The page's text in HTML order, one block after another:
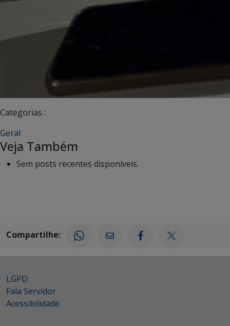
Categorias :
Geral
Veja Também
Sem posts recentes disponíveis.
Compartilhe:
LGPD
Fala Servidor
Acessibilidade